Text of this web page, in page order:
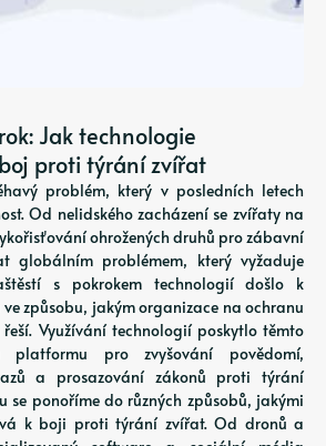
Jak technologie
proti týrání zvířat
problém, který v posledních letech
Od nelidského zacházení se zvířaty na
ohrožených druhů pro zábavní
globálním problémem, který vyžaduje
s pokrokem technologií došlo k
způsobu, jakým organizace na ochranu
Využívání technologií poskytlo těmto
platformu pro zvyšování povědomí,
a prosazování zákonů proti týrání
se ponoříme do různých způsobů, jakými
k boji proti týrání zvířat. Od dronů a